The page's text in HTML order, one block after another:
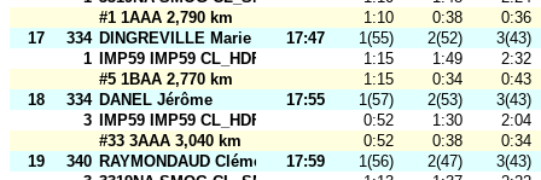
#1 1AAA 2,790 km
1:10 0:38
0:36
17
334 DINGREVILLE Marie 17:47 1(55) 2(52)
3(43)
1
IMP59 IMP59 CL_HDF FFSU Profs_Open
1:15 1:49
2:32
#5 1BAA 2,770 km
1:15 0:34
0:43
18
334 DANEL Jérôme 17:55 1(57) 2(53)
3(43)
3
IMP59 IMP59 CL_HDF FFSU Profs_Open
0:52 1:30
2:04
#33 3AAA 3,040 km
0:52 0:38
0:34
19
340 RAYMONDAUD Clément 17:59 1(56) 2(47)
3(43)